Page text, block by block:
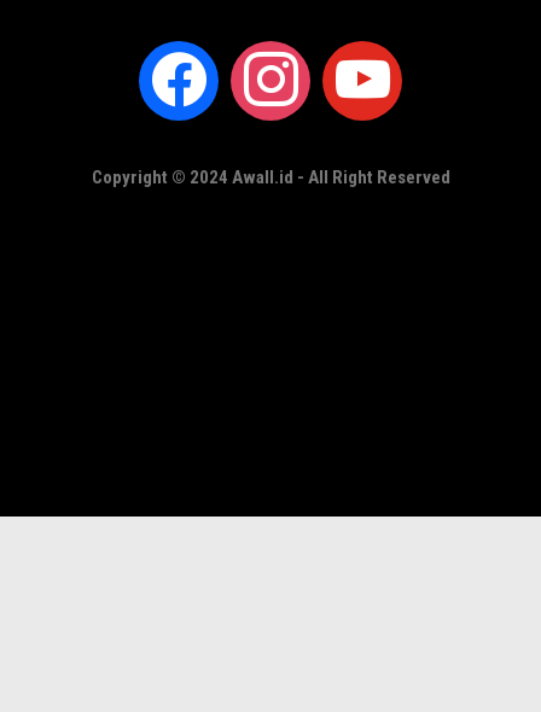
Copyright © 2024 Awall.id - All Right Reserved